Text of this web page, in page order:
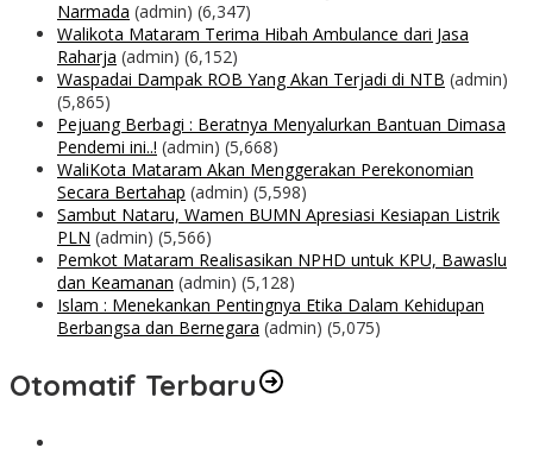
Narmada (admin) (6,347)
Walikota Mataram Terima Hibah Ambulance dari Jasa
Raharja (admin) (6,152)
Waspadai Dampak ROB Yang Akan Terjadi di NTB (admin)
(5,865)
Pejuang Berbagi : Beratnya Menyalurkan Bantuan Dimasa
Pendemi ini..! (admin) (5,668)
WaliKota Mataram Akan Menggerakan Perekonomian
Secara Bertahap (admin) (5,598)
Sambut Nataru, Wamen BUMN Apresiasi Kesiapan Listrik
PLN (admin) (5,566)
Pemkot Mataram Realisasikan NPHD untuk KPU, Bawaslu
dan Keamanan (admin) (5,128)
Islam : Menekankan Pentingnya Etika Dalam Kehidupan
Berbangsa dan Bernegara (admin) (5,075)
Otomatif Terbaru